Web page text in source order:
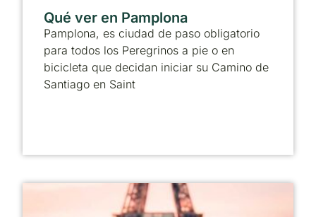
Qué ver en Pamplona
Pamplona, es ciudad de paso obligatorio
para todos los Peregrinos a pie o en
bicicleta que decidan iniciar su Camino de
Santiago en Saint